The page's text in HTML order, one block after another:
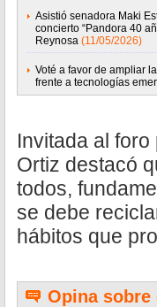
Asistió senadora Maki
concierto “Pandora 40
Reynosa (11/05/2026)
Voté a favor de ampliar
frente a tecnologías
Invitada al
Ortiz destacó
todos,
se debe
hábitos que
Opina